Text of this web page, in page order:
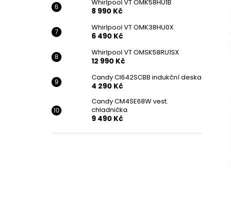
Whirlpool VT OMK58HU1B
8 990 Kč
Whirlpool VT OMK38HU0X
6 490 Kč
Whirlpool VT OMSK58RU1SX
12 990 Kč
Candy CI642SCBB indukční deska
4 290 Kč
Candy CM4SE68W vest.
chladnička
9 490 Kč